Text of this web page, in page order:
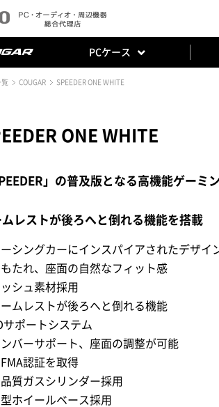
PCケース
覧 COUGAR SPEEDER ONE WHITE
ONE WHITE
」の普及版となる高機能ゲー
ムレストが後ろへと倒れる機能を搭載
ーシングカーにインスパイアされたデザイ
もたれ、座面の自然なフィット感
ッシュ素材採用
ームレストが後ろへと倒れる機能
サポートシステム
ンバーサポート、座面の調整が可能
認証を取得
品質ガスシリンダー採用
型ホイールベース採用